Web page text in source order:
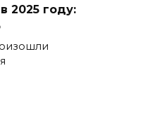
2025 году: